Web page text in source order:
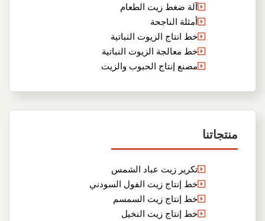
آلة ضغط زيت الطعام
أمثلة الناجحة
خط انتاج الزيوت النباتية
خط معالجة الزيوت النباتية
مصنع إنتاج الحبوب والزيت
منتجاتنا
تكرير زيت عباد الشمس
خط إنتاج زيت الفول السودني
خط إنتاج زيت السمسم
خط إنتاج زيت النخيل